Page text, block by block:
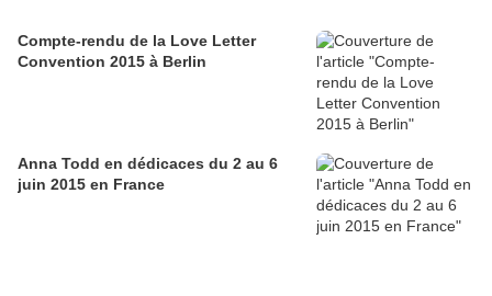
Compte-rendu de la Love Letter
Convention 2015 à Berlin
Anna Todd en dédicaces du 2 au 6
juin 2015 en France